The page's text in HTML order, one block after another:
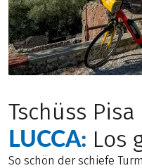
Tschüss
LUCCA: Los
So schön der schiefe